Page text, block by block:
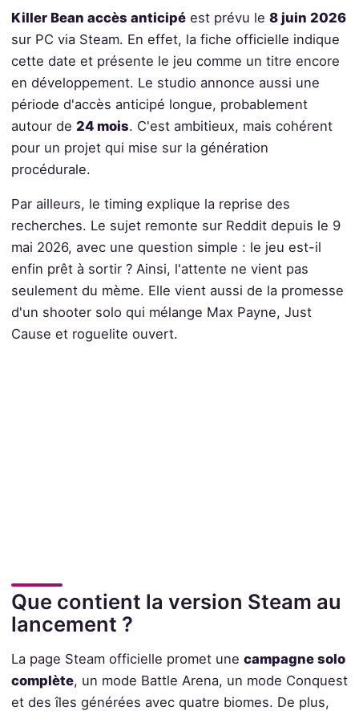
Killer Bean accès anticipéest prévu le 8 juin 2026
sur PC via Steam. En effet, la fiche officielle indique
cette date et présente le jeu comme un titre encore
en développement. Le studio annonce aussi une
période d'accès anticipé longue, probablement
autour de 24 mois. C'est ambitieux, mais cohérent
pour un projet qui mise sur la génération
procédurale.
Par ailleurs, le timing explique la reprise des
recherches. Le sujet remonte sur Reddit depuis le 9
mai 2026, avec une question simple : le jeu est-il
enfin prêt à sortir ? Ainsi, l'attente ne vient pas
seulement du mème. Elle vient aussi de la promesse
d'un shooter solo qui mélange Max Payne, Just
Cause et roguelite ouvert.
Que contient la version Steam au
lancement ?
La page Steam officielle promet une campagne solo
complète, un mode Battle Arena, un mode Conquest
et des îles générées avec quatre biomes. De plus,